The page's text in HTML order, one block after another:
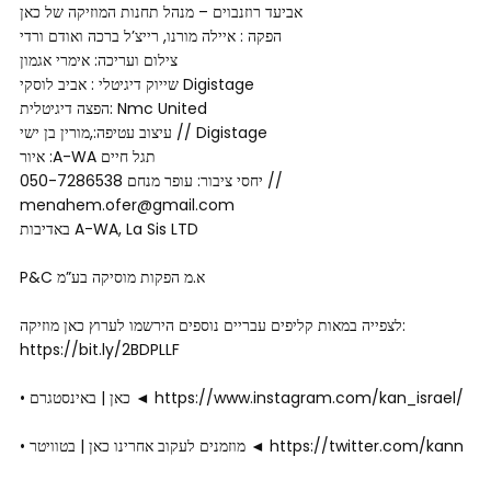
אביעד רוזנבוים – מנהל תחנות המוזיקה של כאן
הפקה : איילה מורנו, רייצ’ל ברכה ואודם ורדי
צילום ועריכה: אימרי אגמון
שייוק דיגיטלי : אביב לוסקי Digistage
הפצה דיגיטלית: Nmc United
עיצוב עטיפה:,מורין בן ישי // Digistage
איור :A-WA תגל חיים
יחסי ציבור: עופר מנחם 050-7286538 //
menahem.ofer@gmail.com
באדיבות A-WA, La Sis LTD
P&C א.מ הפקות מוסיקה בע”מ
לצפייה במאות קליפים עבריים נוספים הירשמו לערוץ כאן מוזיקה:
https://bit.ly/2BDPLLF
• כאן | באינסטגרם ◄ https://www.instagram.com/kan_israel/
• מוזמנים לעקוב אחרינו כאן | בטוויטר ◄ https://twitter.com/kann